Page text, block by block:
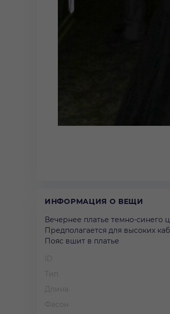
ИНФОРМАЦИЯ О ВЕЩИ
Вечернее платье темно-синего
Предполагается для высоких
Пояс вшит в платье
ID
Тип
Длина
Фасон